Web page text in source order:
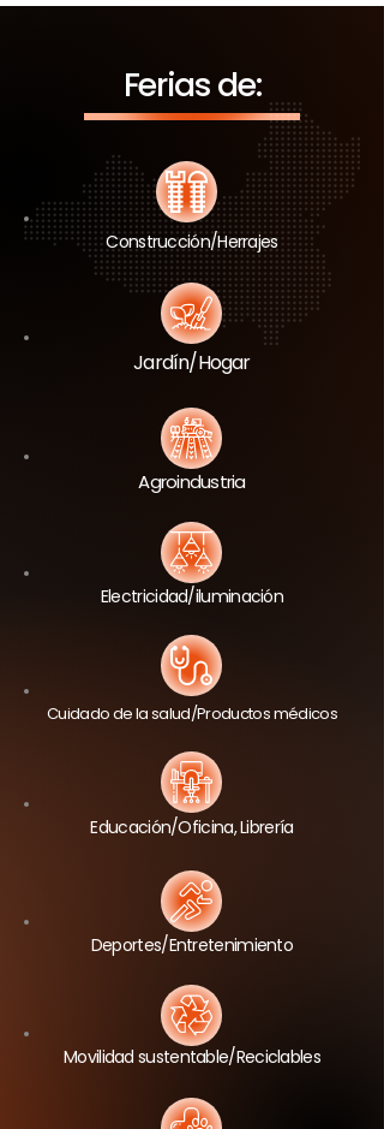
Ferias de:
Construcción/Herrajes
Jardín/Hogar
Agroindustria
Electricidad/iluminación
Cuidado de la salud/Productos médicos
Educación/Oficina, Librería
Deportes/Entretenimiento
Movilidad sustentable/Reciclables